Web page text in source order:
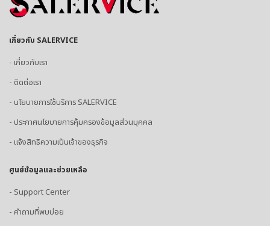
เกี่ยวกับ SALERVICE
- เกี่ยวกับเรา
- ติดต่อเรา
- นโยบายการใช้บริการ SALERVICE
- ประกาศนโยบายการคุ้มครองข้อมูลส่วนบุคคล
- แจ้งสิทธิความเป็นเจ้าของธุรกิจ
ศูนย์ข้อมูลและช่วยเหลือ
- Support Center
- คำถามที่พบบ่อย